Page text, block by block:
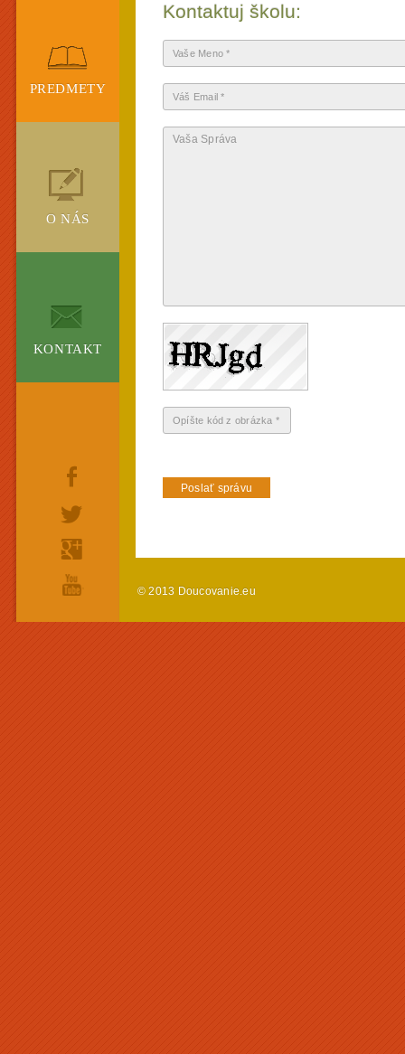
PREDMETY
O NÁS
KONTAKT
Kontaktuj školu:
© 2013 Doucovanie.eu